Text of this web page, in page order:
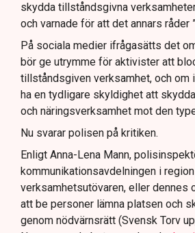
skydda tillståndsgivna
och varnade för att det annars råder
På sociala medier ifrågasätts det
bör ge utrymme för aktivister att
tillståndsgiven verksamhet, och om
ha en tydligare skyldighet att
och näringsverksamhet mot den
Nu svarar polisen på kritiken.
Enligt Anna-Lena Mann,
kommunikationsavdelningen i
verksamhetsutövaren, eller dennes
att be personer lämna platsen och
genom nödvärnsrätt (Svensk Torv